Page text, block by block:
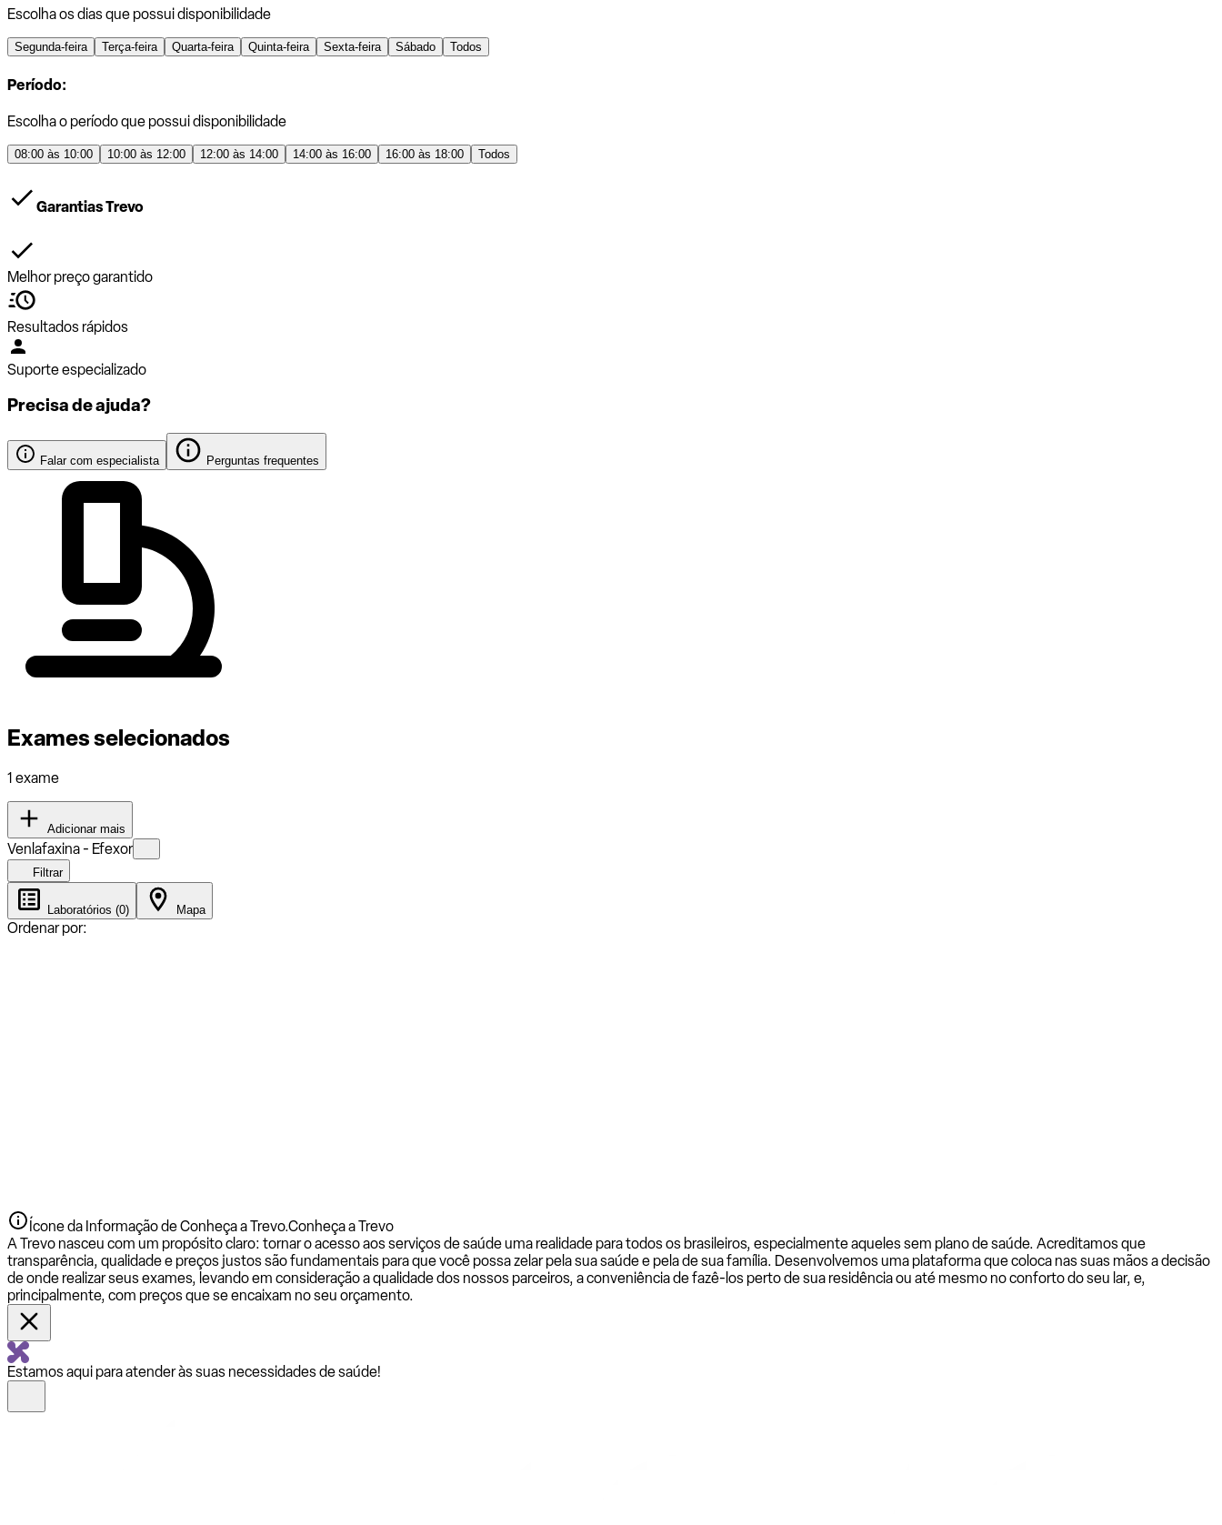
Escolha os dias que possui disponibilidade
Segunda-feira Terça-feira Quarta-feira Quinta-feira Sexta-feira Sábado Todos
Período:
Escolha o período que possui disponibilidade
08:00 às 10:00 10:00 às 12:00 12:00 às 14:00 14:00 às 16:00 16:00 às 18:00 Todos
Garantias Trevo
Melhor preço garantido
Resultados rápidos
Suporte especializado
Precisa de ajuda?
Falar com especialista Perguntas frequentes
Exames selecionados
1 exame
Adicionar mais
Venlafaxina - Efexor
Filtrar
Laboratórios (0) Mapa
Ordenar por:
Ícone da Informação de Conheça a Trevo.Conheça a Trevo
A Trevo nasceu com um propósito claro: tornar o acesso aos serviços de saúde uma realidade para todos os brasileiros, especialmente aqueles sem plano de saúde. Acreditamos que
transparência, qualidade e preços justos são fundamentais para que você possa zelar pela sua saúde e pela de sua família. Desenvolvemos uma plataforma que coloca nas suas mãos a decisão
de onde realizar seus exames, levando em consideração a qualidade dos nossos parceiros, a conveniência de fazê-los perto de sua residência ou até mesmo no conforto do seu lar, e,
principalmente, com preços que se encaixam no seu orçamento.
Estamos aqui para atender às suas necessidades de saúde!